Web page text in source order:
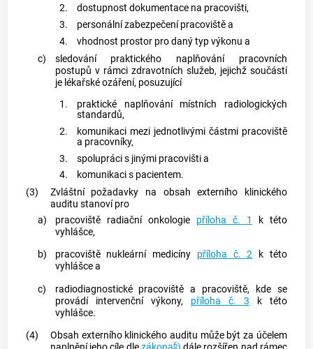
2.
dostupnost dokumentace na pracovišti,
3.
personální zabezpečení pracoviště a
4.
vhodnost prostor pro daný typ výkonu a
c)
sledování praktického naplňování pracovních
postupů v rámci zdravotních služeb, jejichž součástí
je lékařské ozáření, posuzující
1.
praktické naplňování místních radiologických
standardů,
2.
komunikaci mezi jednotlivými částmi pracoviště
a pracovníky,
3.
spolupráci s jinými pracovišti a
4.
komunikaci s pacientem.
(3)
Zvláštní požadavky na obsah externího klinického
auditu stanoví pro
a)
pracoviště radiační onkologie příloha č. 1
k této
vyhlášce,
b)
pracoviště nukleární medicíny příloha č. 2 k této
vyhlášce a
c)
radiodiagnostické pracoviště a pracoviště, kde se
provádí intervenční výkony, příloha č. 3 k této
vyhlášce.
(4)
Obsah externího klinického auditu může být za účelem
6